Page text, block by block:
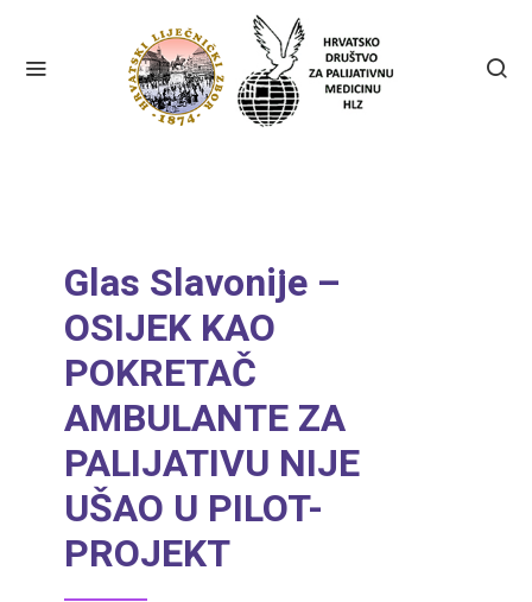
Glas Slavonije –
OSIJEK KAO
POKRETAČ
AMBULANTE ZA
PALIJATIVU NIJE
UŠAO U PILOT-
PROJEKT